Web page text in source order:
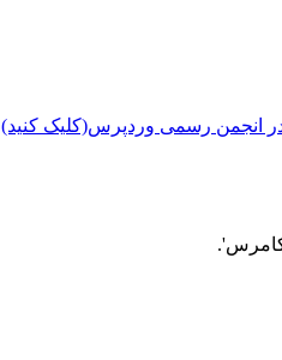
انجمن رسمی وردپرس(کلیک کنید)